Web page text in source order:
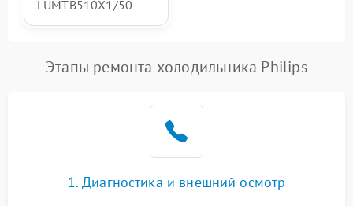
LUMTB510X1/50
Этапы ремонта холодильника Philips
1. Диагностика и внешний осмотр